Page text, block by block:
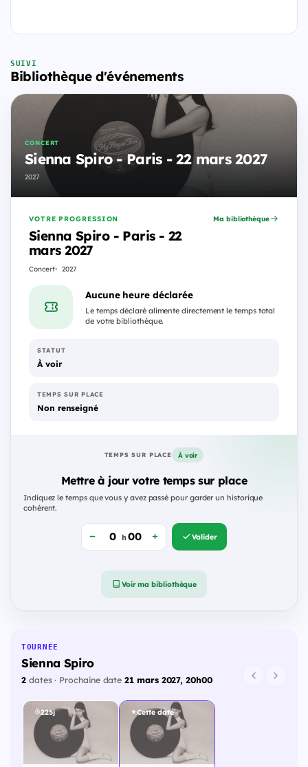
SUIVI
Bibliothèque d'événements
CONCERT
Sienna Spiro - Paris - 22 mars 2027
2027
VOTRE PROGRESSION
Sienna Spiro - Paris - 22
mars 2027
Concert 2027
Ma bibliothèque
Aucune heure déclarée
Le temps déclaré alimente directement le temps total
de votre bibliothèque.
STATUT
À voir
TEMPS SUR PLACE
Non renseigné
TEMPS SUR PLACE À voir
Mettre à jour votre temps sur place
Indiquez le temps que vous y avez passé pour garder un historique
cohérent.
h Valider
Voir ma bibliothèque
TOURNÉE
Sienna Spiro
2dates · Prochaine date21 mars 2027, 20h00
225j Cette date